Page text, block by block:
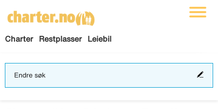
Charter Restplasser Leiebil
Endre søk